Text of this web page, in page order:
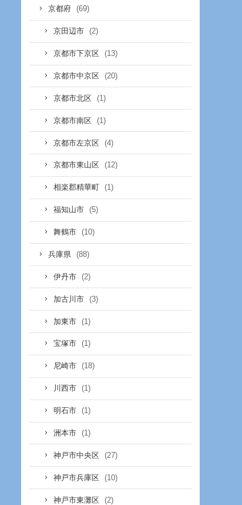
京都府 (69)
京田辺市 (2)
京都市下京区 (13)
京都市中京区 (20)
京都市北区 (1)
京都市南区 (1)
京都市左京区 (4)
京都市東山区 (12)
相楽郡精華町 (1)
福知山市 (5)
舞鶴市 (10)
兵庫県 (88)
伊丹市 (2)
加古川市 (3)
加東市 (1)
宝塚市 (1)
尼崎市 (18)
川西市 (1)
明石市 (1)
洲本市 (1)
神戸市中央区 (27)
神戸市兵庫区 (10)
神戸市東灘区 (2)